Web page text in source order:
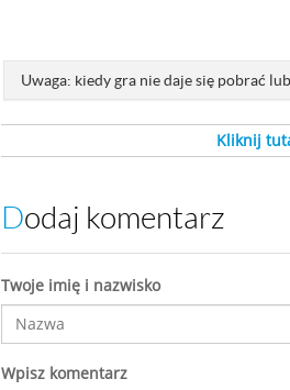
Uwaga: kiedy gra nie daje się pobrać
Kliknij
Dodaj komentarz
Twoje imię i nazwisko
Wpisz komentarz